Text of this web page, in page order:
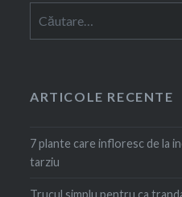
după:
ARTICOLE RECENTE
7 plante care infloresc de la
tarziu
Trucul simplu pentru ca